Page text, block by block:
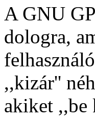
A GNU
dologra,
,,kizár''
akiket ,,be